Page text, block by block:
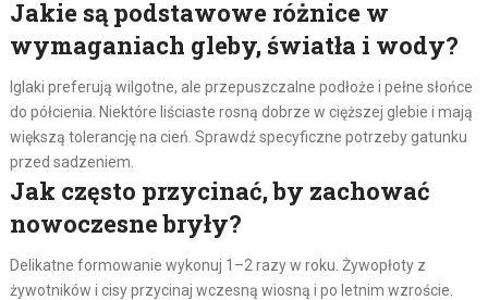
Jakie są podstawowe różnice w
wymaganiach gleby, światła i wody?
Iglaki preferują wilgotne, ale przepuszczalne podłoże i pełne słońce
do półcienia. Niektóre liściaste rosną dobrze w cięższej glebie i mają
większą tolerancję na cień. Sprawdź specyficzne potrzeby gatunku
przed sadzeniem.
Jak często przycinać, by zachować
nowoczesne bryły?
Delikatne formowanie wykonuj 1–2 razy w roku. Żywopłoty z
żywotników i cisy przycinaj wczesną wiosną i po letnim wzroście.